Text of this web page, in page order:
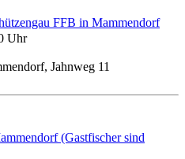
FFB in Mammendorf
Uhr
Jahnweg 11
(Gastfischer sind